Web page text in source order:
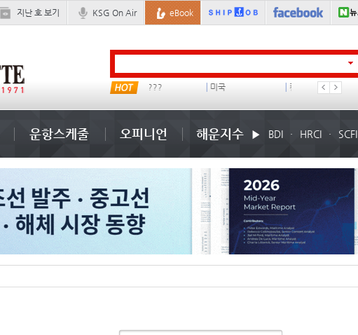
지난 호 보기 KSG On Air eBook
� ??? ??? 미국 컨테이너 임대사 더블
운항스케줄 오피니언 해운지수 BDI HRCI SCFI